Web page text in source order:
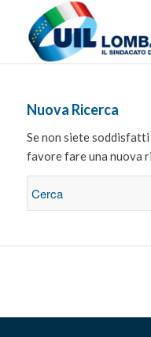
Nuova Ricerca
Se non siete
favore fare una nuova